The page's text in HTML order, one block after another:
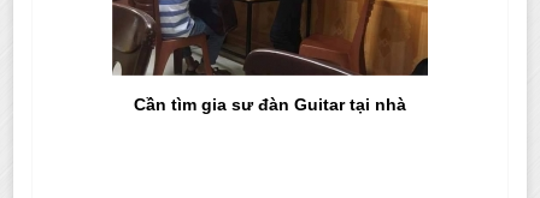
Cần tìm gia sư đàn Guitar tại nhà